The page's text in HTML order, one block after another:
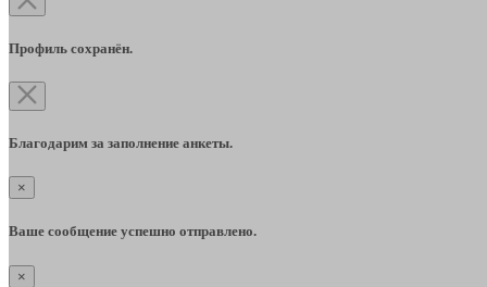
Профиль сохранён.
Благодарим за заполнение анкеты.
×
Ваше сообщение успешно отправлено.
×